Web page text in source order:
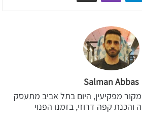
Salman Abbas
עבאס, בן 29 במקור מפקיעין, היום בתל אביב מתעסק
והכנת קפה דרוזי, בזמנו הפנוי